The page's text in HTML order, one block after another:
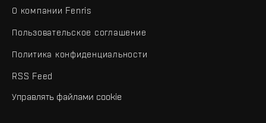
О компании Fenris
Пользовательское соглашение
Политика конфиденциальности
RSS Feed
Управлять файлами cookie